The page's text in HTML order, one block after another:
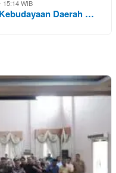
15:14 WIB
Daerah …